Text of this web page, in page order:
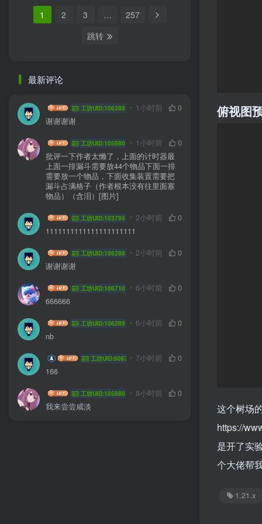
1 2 3 …
257
跳转
最新评论
HYG sa 工坊UID:106289 1小时前
0
谢谢谢谢
jlddmuX工坊UID:105880 1小时前
0
批评一下作者太懒了，上面的计时器最
上面一排漏斗需要放44个物品下面一排
需要放一个物品，下面收集装置需要把
漏斗占满格子（作者根本没有往里面塞
物品）（含泪）[图片]
DDEGFE工坊UID:103795 2小时前
0
1111111111111111111111
HYG sa 工坊UID:106289 2小时前
0
谢谢谢谢
我不知道啊工坊UID:106710 6小时前
0
666666
HYG sa 工坊UID:106289 6小时前
0
nb
coffee wkf 工坊UID:60677 7小时前
0
166
jlddmuX工坊UID:105880 8小时前
0
我来尝尝咸淡
俯视图
这个树场
https://
是开了实
个大佬帮
1.21.x